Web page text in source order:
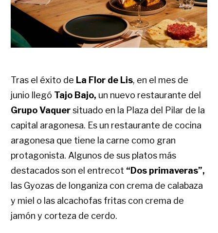
Tras el éxito de La Flor de Lis, en el mes de
junio llegó Tajo Bajo, un nuevo restaurante del
Grupo Vaquersituado en la Plaza del Pilar de la
capital aragonesa. Es un restaurante de cocina
aragonesa que tiene la carne como gran
protagonista. Algunos de sus platos más
destacados son el entrecot “Dos primaveras”,
las Gyozas de longaniza con crema de calabaza
y miel o las alcachofas fritas con crema de
jamón y corteza de cerdo.